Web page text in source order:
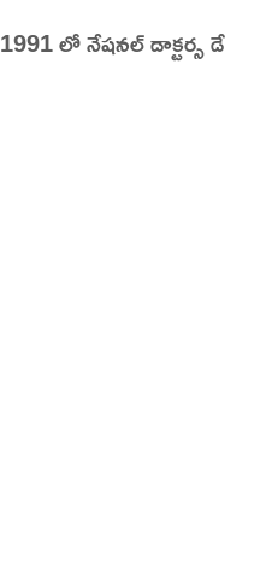
lo eroju |
లో నేషనల్ డాక్టర్స డే